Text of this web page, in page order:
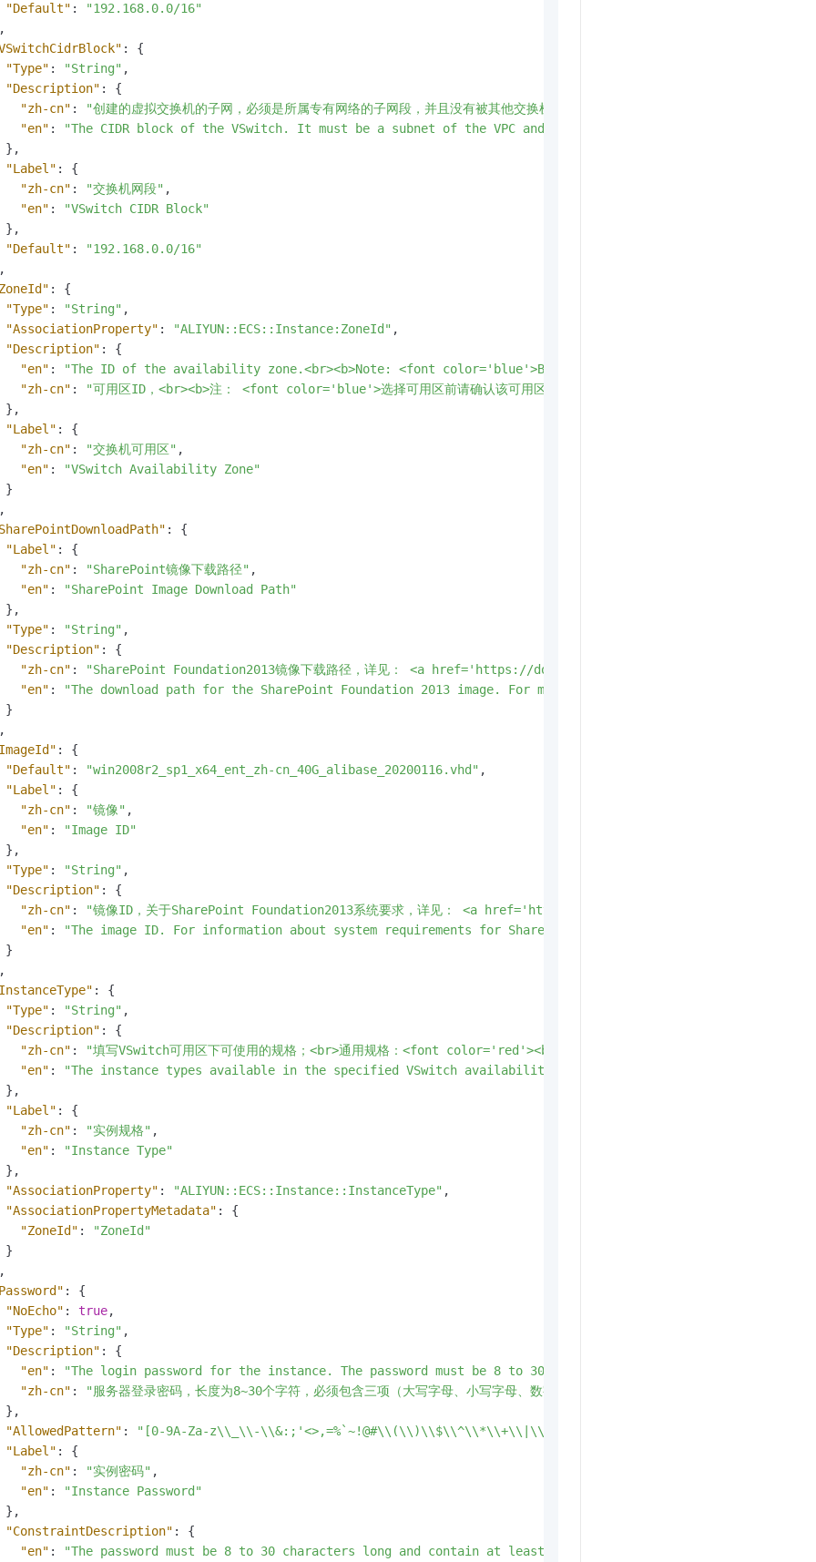
"Default" :
"192.168.0.0/16"
:
{
"Type" : "String" ,
"Description" :
{
"zh-cn" : "创建的虚拟交换机的子网，必须是所属专有网络的子网段，并且没有被其他交换机占用。"
"en" :
"The CIDR block of the VSwitch. It must be a subnet of the VPC and not be in use by another VSwitch."
} ,
"Label" :
{
"zh-cn" : "交换机网段" ,
"en" :
"VSwitch CIDR Block"
} ,
"Default" :
"192.168.0.0/16"
:
{
"Type" : "String" ,
"AssociationProperty" : "ALIYUN::ECS::Instance:ZoneId" ,
"Description" :
{
"en" :
"The ID of the availability zone.<br><b>Note: <font color='blue'>Before you select an availability
"zh-cn" :
"可用区ID，<br><b>注： <font color='blue'>选择可用区前请确认该可用区是否支持创建ECS资源的规格</font></b>"
} ,
"Label" :
{
"zh-cn" : "交换机可用区" ,
"en" :
"VSwitch Availability Zone"
}
:
{
"Label" :
{
"zh-cn" : "SharePoint镜像下载路径" ,
"en" :
"SharePoint Image Download Path"
} ,
"Type" : "String" ,
"Description" :
{
"zh-cn" :
"SharePoint Foundation2013镜像下载路径，详见： <a href='https://docs.microsoft.com/zh-cn/
"en" :
"The download path for the SharePoint Foundation 2013 image. For more information, see <a
}
:
{
"Default" : "win2008r2_sp1_x64_ent_zh-cn_40G_alibase_20200116.vhd" ,
"Label" :
{
"zh-cn" : "镜像" ,
"en" :
"Image ID"
} ,
"Type" : "String" ,
"Description" :
{
"zh-cn" :
"镜像ID，关于SharePoint Foundation2013系统要求，详见： <a href='https://docs.microsoft.com/zh-cn/
"en" :
"The image ID. For information about system requirements for SharePoint Foundation 2013, see <a
}
:
{
"Type" : "String" ,
"Description" :
{
"zh-cn" :
"填写VSwitch可用区下可使用的规格；<br>通用规格：<font color='red'><b>ecs.c5.large</b></font><br>注
"en" :
"The instance types available in the specified VSwitch availability zone.<br>General-purpose instance
} ,
"Label" :
{
"zh-cn" : "实例规格" ,
"en" :
"Instance Type"
} ,
"AssociationProperty" : "ALIYUN::ECS::Instance::InstanceType" ,
"AssociationPropertyMetadata" :
{
"ZoneId" :
"ZoneId"
}
:
{
"NoEcho" : true,
"Type" : "String" ,
"Description" :
{
"en" :
"The login password for the instance. The password must be 8 to 30 characters in length and
"zh-cn" :
"服务器登录密码，长度为8~30个字符，必须包含三项（大写字母、小写字母、数字、 ()`~!@#$%^&*_-+=|{}[]:;'<>,.?/ 中
} ,
"AllowedPattern" : "[0-9A-Za-z\\_\\-\\&:;'<>,=%`~!@#\\(\\)\\$\\^\\*\\+\\|\\{\\}\\[\\]\\.\\?\\/]+$"
"Label" :
{
"zh-cn" : "实例密码" ,
"en" :
"Instance Password"
} ,
"ConstraintDescription" :
{
"en" : "The password must be 8 to 30 characters long and contain at least three of the following